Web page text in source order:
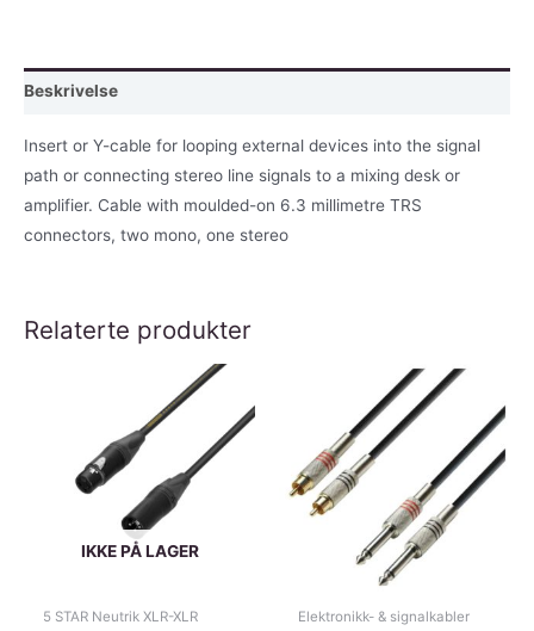
mono
6,0
mtr
antall
Beskrivelse
Insert or Y-cable for looping external devices into the signal
path or connecting stereo line signals to a mixing desk or
amplifier. Cable with moulded-on 6.3 millimetre TRS
connectors, two mono, one stereo
Relaterte produkter
IKKE PÅ LAGER
5 STAR Neutrik XLR-XLR Elektronikk- & signalkabler